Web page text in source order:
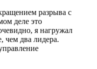
разрыва с
деле это
я нагружал
чем два лидера.